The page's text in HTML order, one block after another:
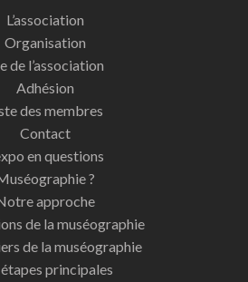
L’association
Organisation
de l’association
Adhésion
des membres
Contact
en questions
?
approche
de la muséographie
de la muséographie
étapes principales